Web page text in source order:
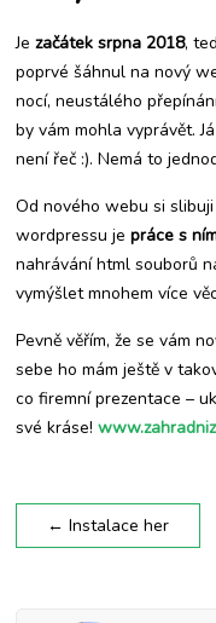
Jezačátek srpna 2018,
poprvé šáhnul na nový
nocí, neustálého
by vám mohla vyprávět.
není řeč :). Nemá to
Od nového webu si
wordpressu jepráce s
nahrávání html souborů
vymýšlet mnohem více
Pevně věřím, že se vám
sebe ho mám ještě v
co firemní prezentace –
své kráse!
← Instalace her